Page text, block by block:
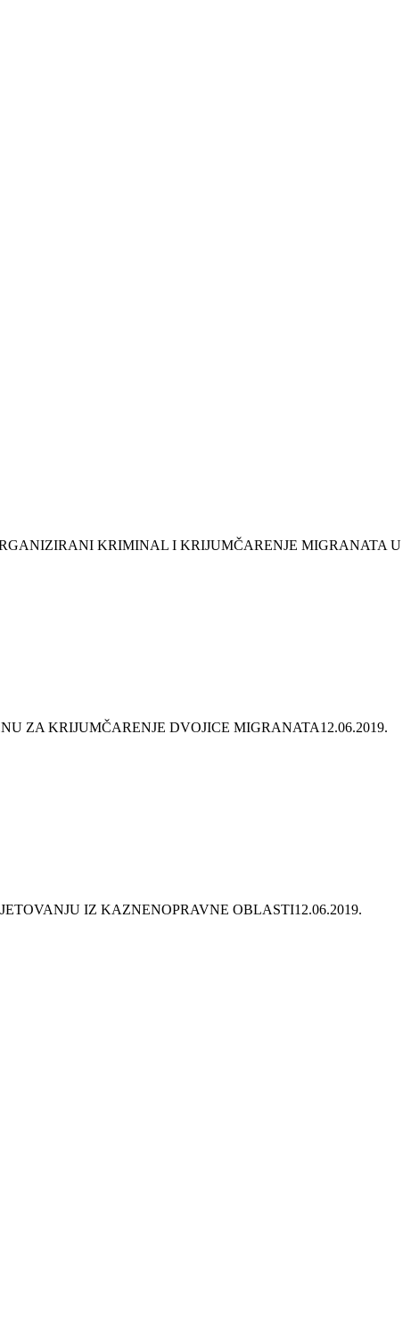
KRIMINAL I KRIJUMČARENJE MIGRANATA U
ZA KRIJUMČARENJE DVOJICE MIGRANATA12.06.2019.
IZ KAZNENOPRAVNE OBLASTI12.06.2019.